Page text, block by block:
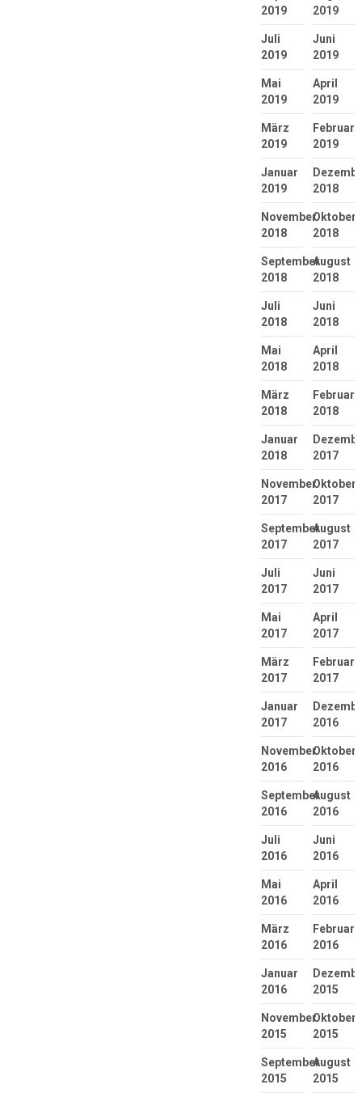
2019
2019
Juli
2019
Juni
2019
Mai
2019
April
2019
März
2019
Februar
2019
Januar
2019
2018
November
2018
Oktober
2018
September
2018
August
2018
Juli
2018
Juni
2018
Mai
2018
April
2018
März
2018
Februar
2018
Januar
2018
2017
November
2017
Oktober
2017
September
2017
August
2017
Juli
2017
Juni
2017
Mai
2017
April
2017
März
2017
Februar
2017
Januar
2017
2016
November
2016
Oktober
2016
September
2016
August
2016
Juli
2016
Juni
2016
Mai
2016
April
2016
März
2016
Februar
2016
Januar
2016
2015
November
2015
Oktober
2015
September
2015
August
2015